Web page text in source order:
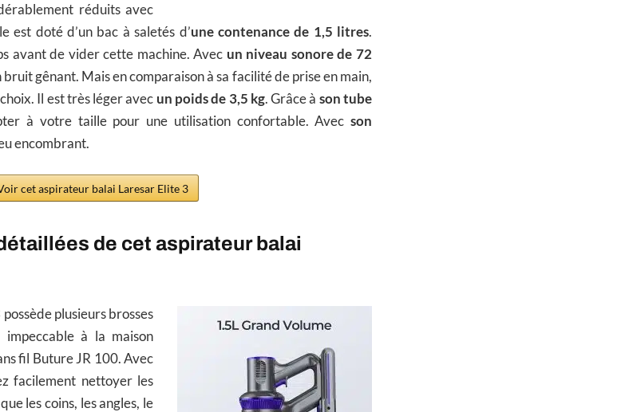
réduits avec
est doté d’un bac à saletés d’une contenance de 1,5 litres.
avant de vider cette machine. Avec un niveau sonore de 72
gênant. Mais en comparaison à sa facilité de prise en main,
Il est très léger avec un poids de 3,5 kg. Grâce à son tube
à votre taille pour une utilisation confortable. Avec son
encombrant.
cet aspirateur balai Laresar Elite 3
de cet aspirateur balai
plusieurs brosses
à la maison
fil Buture JR 100. Avec
facilement nettoyer les
les coins, les angles, le